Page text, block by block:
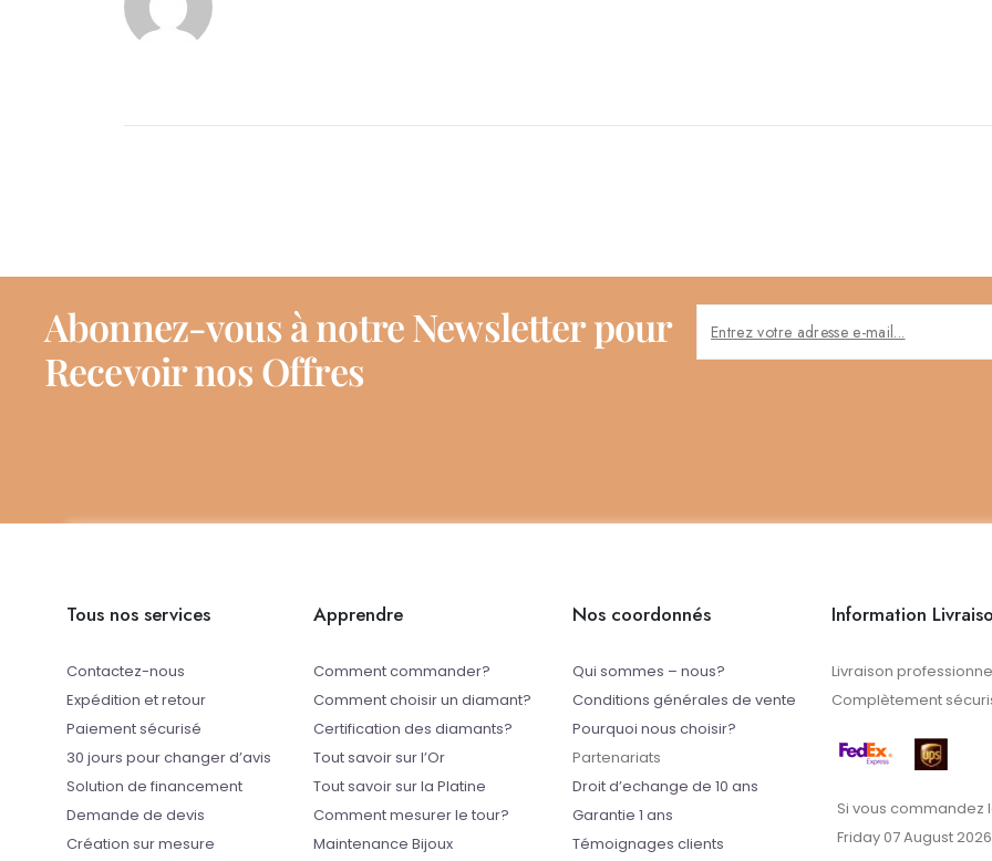
Abonnez-vous à notre Newsletter pour
Recevoir nos Offres
Tous nos services
Contactez-nous
Expédition et retour
Paiement sécurisé
30 jours pour changer d’avis
Solution de financement
Demande de devis
Création sur mesure
Apprendre
Comment commander?
Comment choisir un diamant?
Certification des diamants?
Tout savoir sur l’Or
Tout savoir sur la Platine
Comment mesurer le tour?
Maintenance Bijoux
Nos coordonnés
Qui sommes – nous?
Conditions générales de vente
Pourquoi nous choisir?
Partenariats
Droit d’echange de 10 ans
Garantie 1 ans
Témoignages clients
Information
Livraison
Complètement
Si vous commandez
Friday 07 August 2026